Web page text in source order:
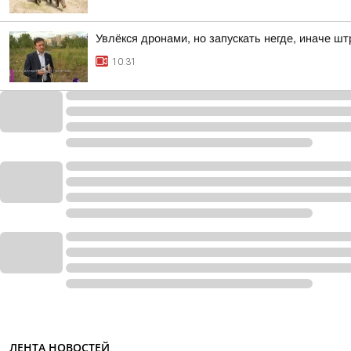
Увлёкся дронами, но запускать негде, иначе
10:31
ЛЕНТА НОВОСТЕЙ